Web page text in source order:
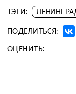
ТЭГИ:
ПОДЕЛИТЬСЯ:
ОЦЕНИТЬ: